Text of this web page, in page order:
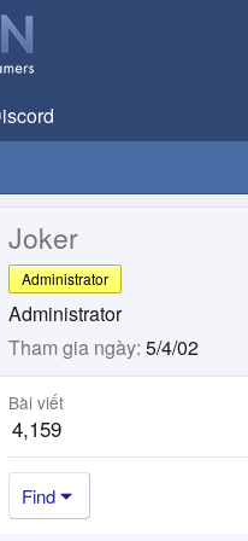
Joker
Administrator
Administrator
Tham gia ngày 5/4/02
Bài viết
4,159
Find